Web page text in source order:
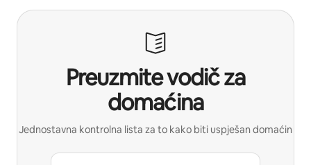
Preuzmite vodič za
domaćina
Jednostavna kontrolna lista za to kako biti uspješan domaćin